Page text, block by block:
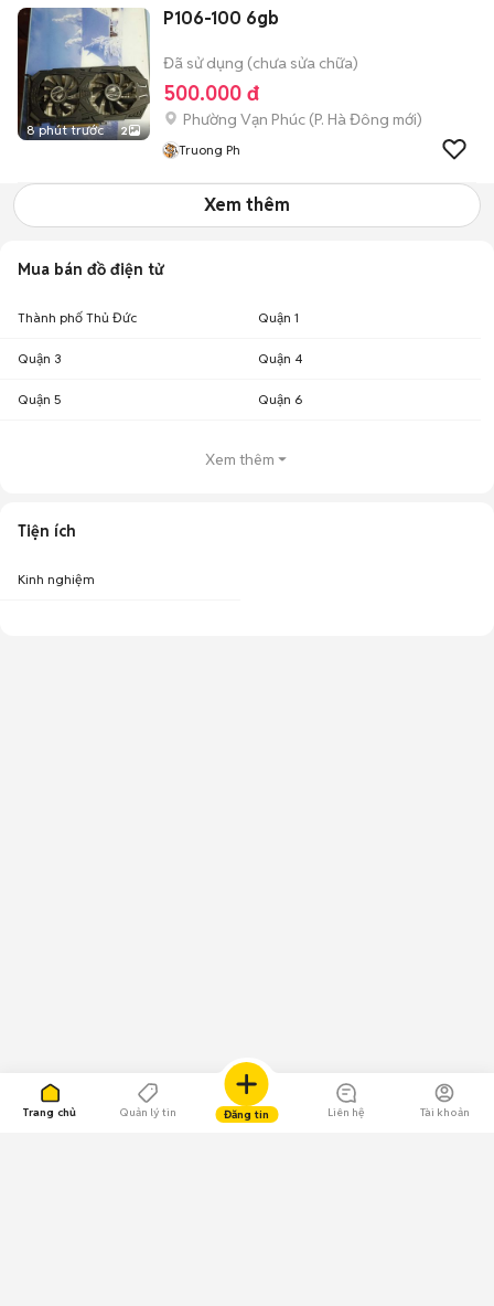
Trang chủ Quản lý tin Đăng tin Liên hệ Tài khoản
8 phút trước 2
P106-100 6gb
Đã sử dụng (chưa sửa chữa)
500.000 đ
Phường Vạn Phúc (P. Hà Đông mới)
Truong Ph
Xem thêm
Mua bán đồ điện tử
Thành phố Thủ Đức Quận 1
Quận 3 Quận 4
Quận 5 Quận 6
Xem thêm
Tiện ích
Kinh nghiệm